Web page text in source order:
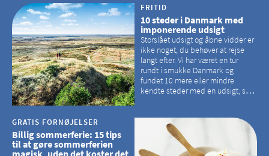
hvilke kirker, der er en omvej værd
FRITID
10 steder i Danmark med
imponerende udsigt
Storslået udsigt og åbne vidder er
ikke noget, du behøver at rejse
langt efter. Vi har været en tur
rundt i smukke Danmark og
fundet 10 mere eller mindre
kendte steder med en udsigt, som
GRATIS FORNØJELSER
Billig sommerferie: 15 tips
til at gøre sommerferien
magisk, uden det koster det